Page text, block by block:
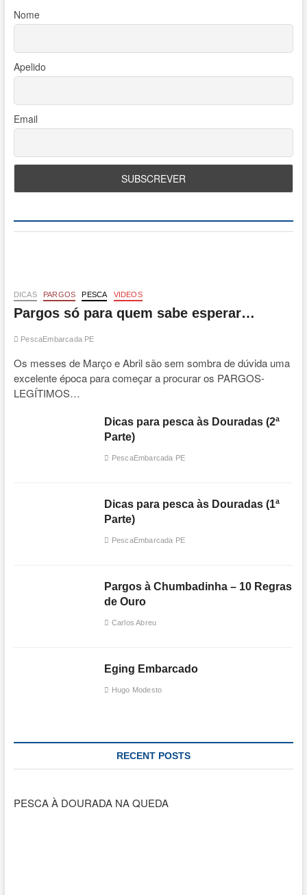
Nome
Apelido
Email
DICAS PARGOS PESCA VIDEOS
Pargos só para quem sabe esperar…
PescaEmbarcada PE
Os messes de Março e Abril são sem sombra de dúvida uma
excelente época para começar a procurar os PARGOS-
LEGÍTIMOS…
Dicas para pesca às Douradas (2ª
Parte)
PescaEmbarcada PE
Dicas para pesca às Douradas (1ª
Parte)
PescaEmbarcada PE
Pargos à Chumbadinha – 10 Regras
de Ouro
Carlos Abreu
Eging Embarcado
Hugo Modesto
RECENT POSTS
PESCA À DOURADA NA QUEDA